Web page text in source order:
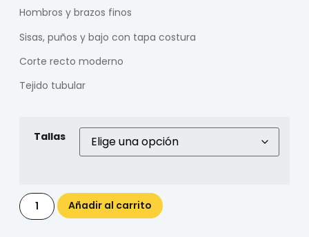
Hombros y brazos finos
Sisas, puños y bajo con tapa costura
Corte recto moderno
Tejido tubular
Tallas
Añadir al carrito